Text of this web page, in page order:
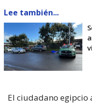
Lee también...
El ciudadano egipcio